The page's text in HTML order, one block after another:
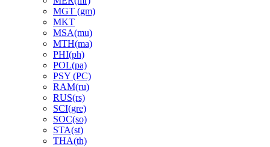
MGT (gm)
MKT
MSA(mu)
MTH(ma)
PHI(ph)
POL(pa)
PSY (PC)
RAM(ru)
RUS(rs)
SCI(gre)
SOC(so)
STA(st)
THA(th)